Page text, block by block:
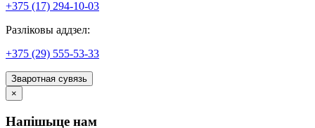
+375 (17) 294-10-03
Разліковы аддзел:
+375 (29) 555-53-33
Зваротная сувязь
×
Напішыце нам